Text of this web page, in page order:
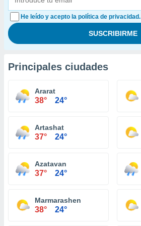
He leído y acepto la política de privacidad.
Principales ciudades
Ararat
38° 24°
Artashat
37° 24°
Azatavan
37° 24°
Marmarashen
38° 24°